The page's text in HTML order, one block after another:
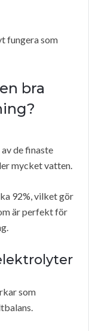
fungera som
bra
de finaste
mycket vatten.
92%, vilket gör
är perfekt för
som